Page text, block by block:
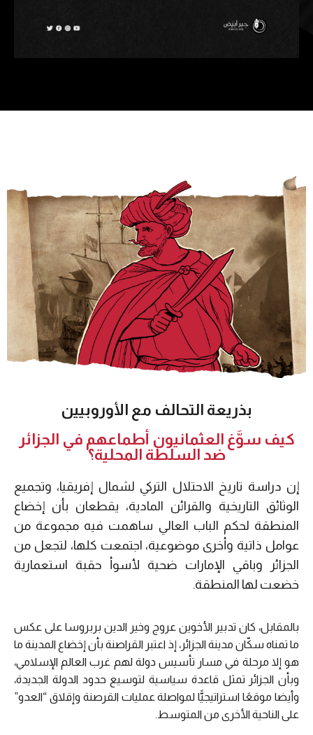
بذريعة التحالف مع الأوروبيين
كيف سوَّغ العثمانيون أطماعهم في الجزائر
ضد السلطة المحلية؟
إن دراسة تاريخ الاحتلال التركي لشمال إفريقيا، وتجميع
الوثائق التاريخية والقرائن المادية، يقطعان بأن إخضاع
المنطقة لحكم الباب العالي ساهمت فيه مجموعة من
عوامل ذاتية وأخرى موضوعية، اجتمعت كلها، لتجعل من
الجزائر وباقي الإمارات ضحية لأسوأ حقبة استعمارية
خضعت لها المنطقة.
بالمقابل، كان تدبير الأخوين عروج وخير الدين بربروسا على عكس
ما تمناه سكّان مدينة الجزائر، إذ اعتبر القراصنة بأن إخضاع المدينة ما
هو إلا مرحلة في مسار تأسيس دولة لهم غرب العالم الإسلامي،
وبأن الجزائر تمثل قاعدة سياسية لتوسيع حدود الدولة الجديدة،
وأيضا موقعًا استراتيجيًّا لمواصلة عمليات القرصنة وإقلاق “العدو”
على الناحية الأخرى من المتوسط.